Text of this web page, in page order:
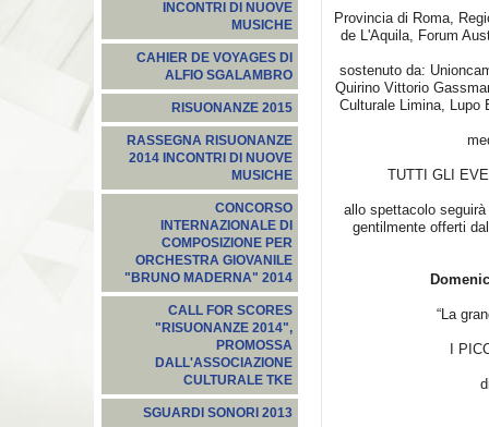
INCONTRI DI NUOVE
MUSICHE
CAHIER DE VOYAGES DI
ALFIO SGALAMBRO
RISUONANZE 2015
RASSEGNA RISUONANZE
2014 INCONTRI DI NUOVE
MUSICHE
CONCORSO
INTERNAZIONALE DI
COMPOSIZIONE PER
ORCHESTRA GIOVANILE
"BRUNO MADERNA" 2014
CALL FOR SCORES
"RISUONANZE 2014",
PROMOSSA
DALL'ASSOCIAZIONE
CULTURALE TKE
SGUARDI SONORI 2013
Provincia di Roma,
de L'Aquila, Forum
sostenuto da:
Quirino Vittorio
Culturale Limina, Lupo
TUTTI GLI
allo spettacolo
gentilmente offerti
“La
I